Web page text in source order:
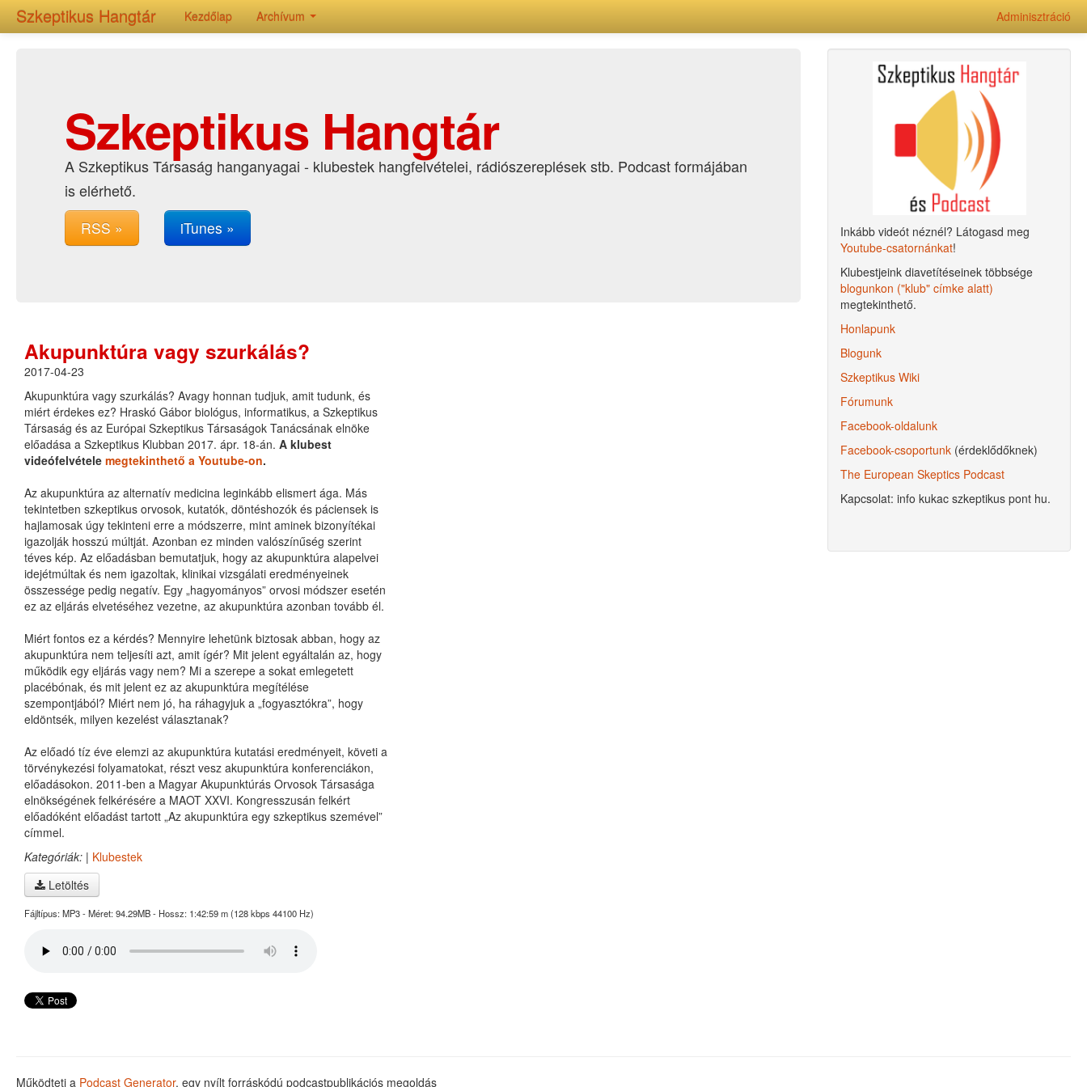
Szkeptikus Hangtár Adminisztráció
Kezdőlap Archívum
Szkeptikus Hangtár
A Szkeptikus Társaság hanganyagai - klubestek hangfelvételei, rádiószereplések stb. Podcast formájában
is elérhető.
RSS » iTunes »
Akupunktúra vagy szurkálás?
2017-04-23
Akupunktúra vagy szurkálás? Avagy honnan tudjuk, amit tudunk, és
miért érdekes ez? Hraskó Gábor biológus, informatikus, a Szkeptikus
Társaság és az Európai Szkeptikus Társaságok Tanácsának elnöke
előadása a Szkeptikus Klubban 2017. ápr. 18-án. A klubest
videófelvétele megtekinthető a Youtube-on.
Az akupunktúra az alternatív medicina leginkább elismert ága. Más
tekintetben szkeptikus orvosok, kutatók, döntéshozók és páciensek is
hajlamosak úgy tekinteni erre a módszerre, mint aminek bizonyítékai
igazolják hosszú múltját. Azonban ez minden valószínűség szerint
téves kép. Az előadásban bemutatjuk, hogy az akupunktúra alapelvei
idejétmúltak és nem igazoltak, klinikai vizsgálati eredményeinek
összessége pedig negatív. Egy „hagyományos” orvosi módszer esetén
ez az eljárás elvetéséhez vezetne, az akupunktúra azonban tovább él.
Miért fontos ez a kérdés? Mennyire lehetünk biztosak abban, hogy az
akupunktúra nem teljesíti azt, amit ígér? Mit jelent egyáltalán az, hogy
működik egy eljárás vagy nem? Mi a szerepe a sokat emlegetett
placébónak, és mit jelent ez az akupunktúra megítélése
szempontjából? Miért nem jó, ha ráhagyjuk a „fogyasztókra”, hogy
eldöntsék, milyen kezelést választanak?
Az előadó tíz éve elemzi az akupunktúra kutatási eredményeit, követi a
törvénykezési folyamatokat, részt vesz akupunktúra konferenciákon,
előadásokon. 2011-ben a Magyar Akupunktúrás Orvosok Társasága
elnökségének felkérésére a MAOT XXVI. Kongresszusán felkért
előadóként előadást tartott „Az akupunktúra egy szkeptikus szemével”
címmel.
Kategóriák: | Klubestek
Letöltés
Fájltípus: MP3 - Méret: 94.29MB - Hossz: 1:42:59 m (128 kbps 44100 Hz)
Inkább videót néznél? Látogasd meg
Youtube-csatornánkat!
Klubestjeink diavetítéseinek többsége
blogunkon ("klub" címke alatt)
megtekinthető.
Honlapunk
Blogunk
Szkeptikus Wiki
Fórumunk
Facebook-oldalunk
Facebook-csoportunk (érdeklődőknek)
The European Skeptics Podcast
Kapcsolat: info kukac szkeptikus pont hu.
Működteti a Podcast Generator, egy nyílt forráskódú podcastpublikációs megoldás